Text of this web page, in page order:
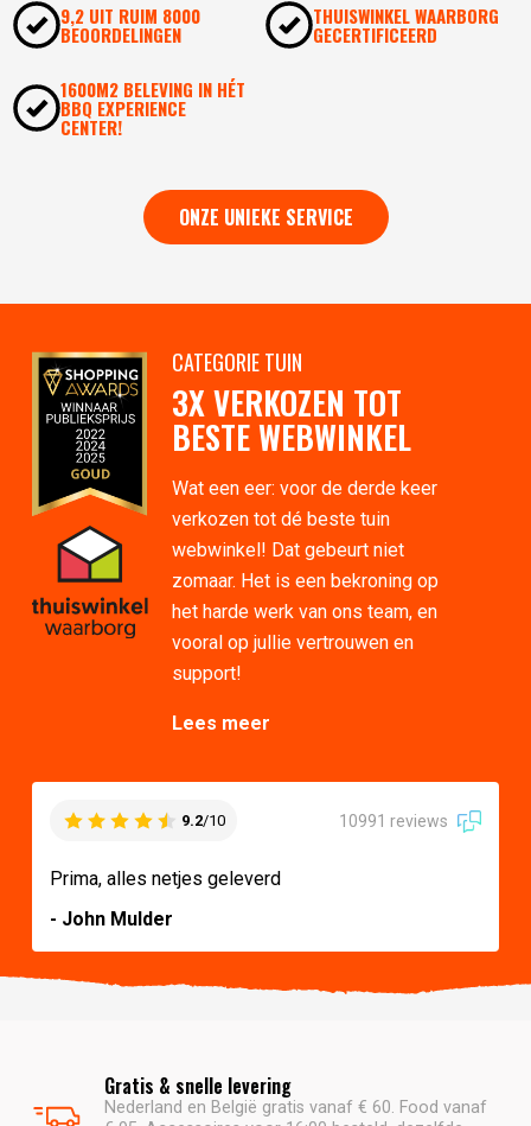
9,2 UIT RUIM 8000
BEOORDELINGEN
THUISWINKEL WAARBORG
GECERTIFICEERD
1600M2 BELEVING IN HÉT
BBQ EXPERIENCE
CENTER!
ONZE UNIEKE SERVICE
CATEGORIE TUIN
3X VERKOZEN TOT
BESTE WEBWINKEL
Wat een eer: voor de derde keer
verkozen tot dé beste tuin
webwinkel! Dat gebeurt niet
zomaar. Het is een bekroning op
het harde werk van ons team, en
vooral op jullie vertrouwen en
support!
Lees meer
9.2/10 10991 reviews
Prima, alles netjes geleverd
- John Mulder
Gratis & snelle levering
Nederland en België gratis vanaf € 60. Food vanaf